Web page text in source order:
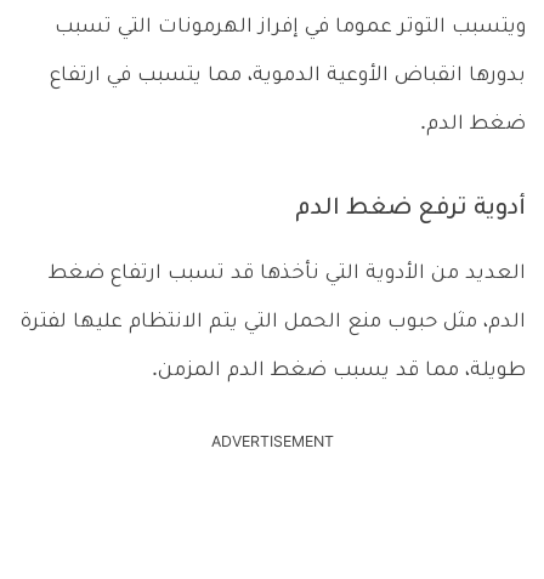
ويتسبب التوتر عموما في إفراز الهرمونات التي تسبب
بدورها انقباض الأوعية الدموية، مما يتسبب في ارتفاع
ضغط الدم.
أدوية ترفع ضغط الدم
العديد من الأدوية التي نأخذها قد تسبب ارتفاع ضغط
الدم، مثل حبوب منع الحمل التي يتم الانتظام عليها لفترة
طويلة، مما قد يسبب ضغط الدم المزمن.
ADVERTISEMENT